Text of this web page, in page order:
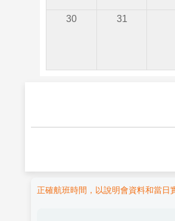
30 31
正確航班時間，以說明會資料和當日